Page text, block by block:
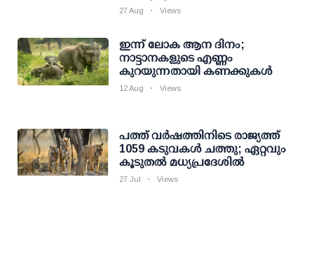
27 Aug Views
ഇന്ന് ലോക ആന ദിനം;
നാട്ടാനകളുടെ എണ്ണം
കുറയുന്നതായി കണക്കുകള്‍
12 Aug Views
പത്ത് വര്‍ഷത്തിനിടെ രാജ്യത്ത്
1059 കടുവകള്‍ ചത്തു; ഏറ്റവും
കൂടുതല്‍ മധ്യപ്രദേശിൽ
27 Jul Views